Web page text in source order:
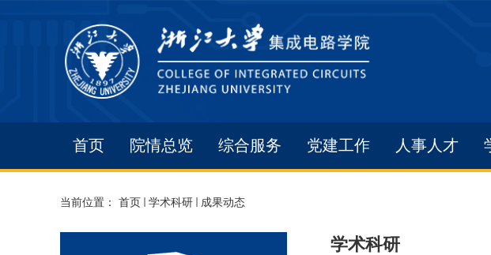
首页 院情总览 综合服务 党建工作 人事人才
当前位置： 首页 学术科研 成果动态
学术科研